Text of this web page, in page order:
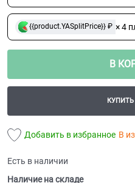
{{product.YASplitPrice}} ₽ × 4
В
КУПИТЬ
Добавить в избранное В
Есть в наличии
Наличие на складе